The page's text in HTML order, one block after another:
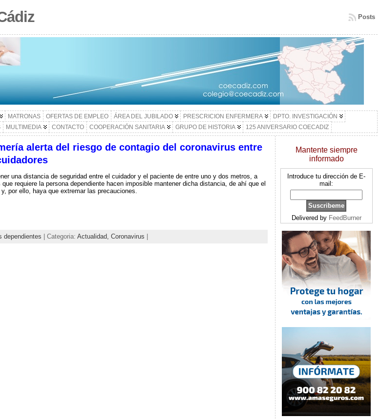
Posts
MATRONAS OFERTAS DE EMPLEO ÁREA DEL JUBILADO PRESCRICION ENFERMERA
DPTO. INVESTIGACIÓN
MULTIMEDIA CONTACTO COOPERACIÓN SANITARIA GRUPO DE HISTORIA 125 ANIVERSARIO COECADIZ
alerta del riesgo de contagio del coronavirus entre
una distancia de seguridad entre el cuidador y el paciente de entre uno y dos metros, a
requiere la persona dependiente hacen imposible mantener dicha distancia, de ahí que el
por ello, haya que extremar las precauciones.
dependientes | Categoria: Actualidad, Coronavirus
Mantente siempre
informado
Introduce tu dirección de E-
mail:
Delivered by FeedBurner